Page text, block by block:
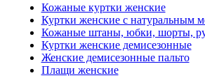
Кожаные куртки женские
Куртки женские с натуральным
Кожаные штаны, юбки, шорты,
Куртки женские демисезонные
Женские демисезонные пальто
Плащи женские